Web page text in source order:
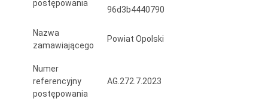
pn.
„Cyfrowy
Powiat”
postępowania
96d3b4440790
Nazwa
zamawiającego
Powiat Opolski
Numer
referencyjny
postępowania
AG.272.7.2023